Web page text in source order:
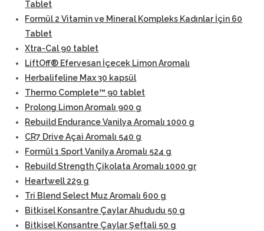
Tablet
Formül 2 Vitamin ve Mineral Kompleks Kadınlar İçin 60
Tablet
Xtra-Cal 90 tablet
LiftOff® Efervesan İçecek Limon Aromalı
Herbalifeline Max 30 kapsül
Thermo Complete™ 90 tablet
Prolong Limon Aromalı 900 g
Rebuild Endurance Vanilya Aromalı 1000 g
CR7 Drive Açai Aromalı 540 g
Formül 1 Sport Vanilya Aromalı 524 g
Rebuild Strength Çikolata Aromalı 1000 gr
Heartwell 229 g
Tri Blend Select Muz Aromalı 600 g
Bitkisel Konsantre Çaylar Ahududu 50 g
Bitkisel Konsantre Çaylar Şeftali 50 g